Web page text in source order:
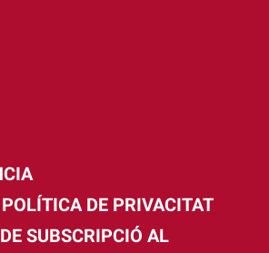
DE PRIVACITAT
SUBSCRIPCIÓ AL